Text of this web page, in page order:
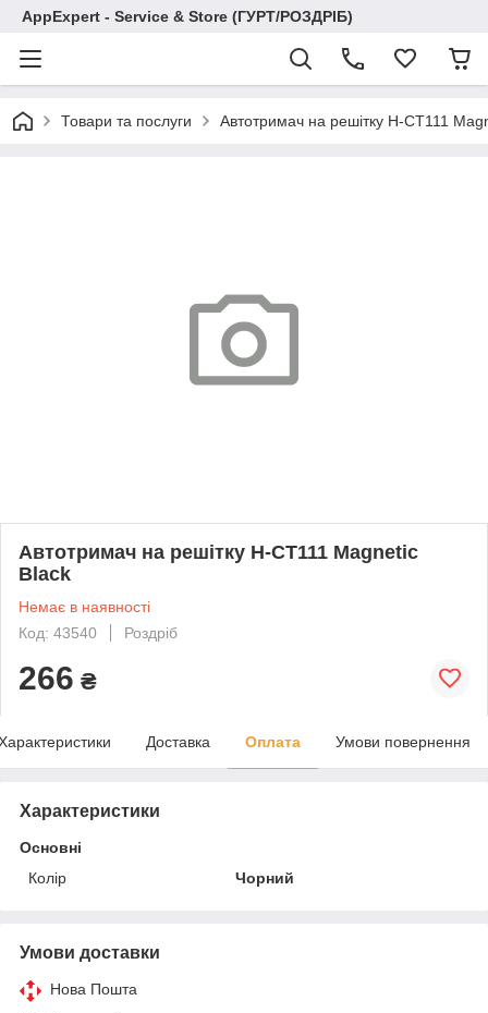
AppExpert - Service & Store (ГУРТ/РОЗДРІБ)
Товари та послуги Автотримач на решітку H-CT111
Автотримач на решітку H-CT111 Magnetic
Black
Немає в наявності
Код: 43540
Роздріб
266 ₴
Доставка Оплата Умови повернення
Характеристики
Основні
Колір
Чорний
Умови доставки
Нова Пошта